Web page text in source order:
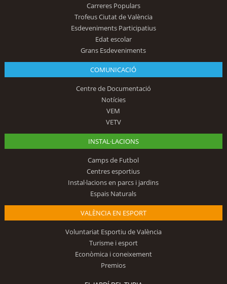
Carreres Populars
Trofeus Ciutat de València
Esdeveniments Participatius
Edat escolar
Grans Esdeveniments
COMUNICACIÓ
Centre de Documentació
Notícies
VEM
VETV
INSTAL·LACIONS
Camps de Futbol
Centres esportius
Instal·lacions en parcs i jardins
Espais Naturals
VALÈNCIA EN ESPORT
Voluntariat Esportiu de València
Turisme i esport
Econòmica i coneixement
Premios